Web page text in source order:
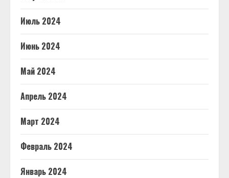
Июль 2024
Июнь 2024
Май 2024
Апрель 2024
Март 2024
Февраль 2024
Январь 2024